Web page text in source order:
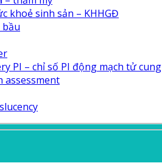
khoẻ sinh sản – KHHGĐ
bầu
PI – chỉ số PI động mạch tử cung
assessment